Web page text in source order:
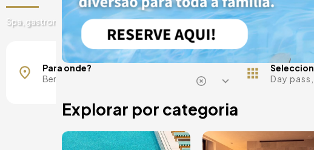
Spa, gastronomia, passes de um dia, escapadelas e muito mais
Para onde?
Day
Explorar por categoria